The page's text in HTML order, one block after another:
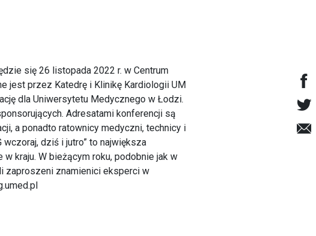
się 26 listopada 2022 r. w Centrum
jest przez Katedrę i Klinikę Kardiologii UM
dla Uniwersytetu Medycznego w Łodzi.
Adresatami konferencji są
a ponadto ratownicy medyczni, technicy i
dziś i jutro” to największa
kraju. W bieżącym roku, podobnie jak w
zaproszeni znamienici eksperci w